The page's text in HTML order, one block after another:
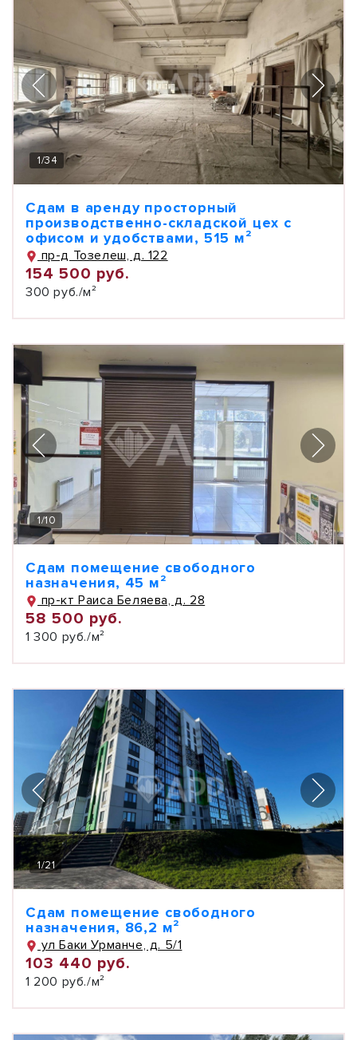
1/34
Сдам в аренду просторный
производственно-складской цех с
офисом и удобствами, 515 м²
пр-д Тозелеш, д. 122
154 500 руб.
300 руб./м²
1/10
Сдам помещение свободного
назначения, 45 м²
пр-кт Раиса Беляева, д. 28
58 500 руб.
1 300 руб./м²
1/21
Сдам помещение свободного
назначения, 86,2 м²
ул Баки Урманче, д. 5/1
103 440 руб.
1 200 руб./м²